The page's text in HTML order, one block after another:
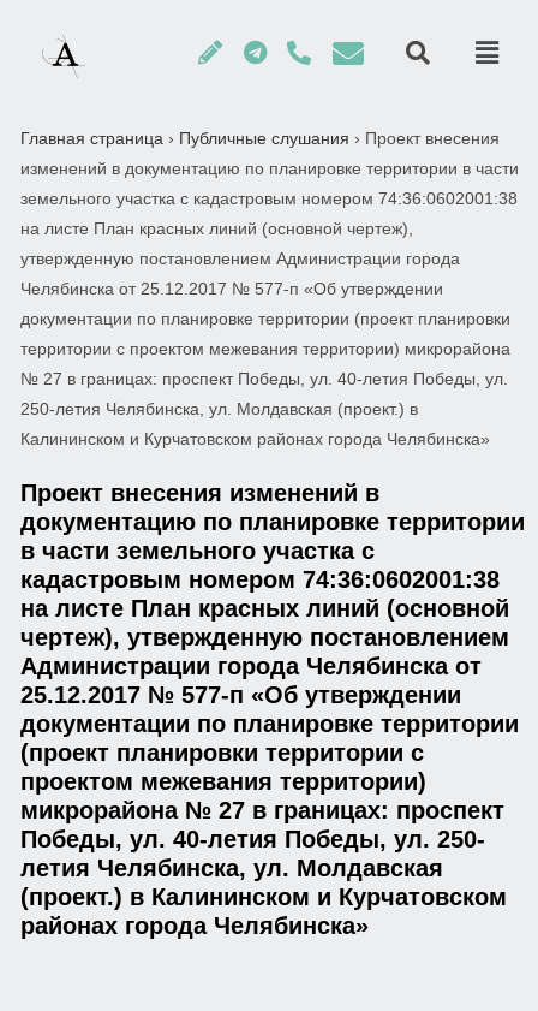
Главная страница › Публичные слушания › Проект внесения
изменений в документацию по планировке территории в части
земельного участка с кадастровым номером 74:36:0602001:38
на листе План красных линий (основной чертеж),
утвержденную постановлением Администрации города
Челябинска от 25.12.2017 № 577-п «Об утверждении
документации по планировке территории (проект планировки
территории с проектом межевания территории) микрорайона
№ 27 в границах: проспект Победы, ул. 40-летия Победы, ул.
250-летия Челябинска, ул. Молдавская (проект.) в
Калининском и Курчатовском районах города Челябинска»
Проект внесения изменений в
документацию по планировке территории
в части земельного участка с
кадастровым номером 74:36:0602001:38
на листе План красных линий (основной
чертеж), утвержденную постановлением
Администрации города Челябинска от
25.12.2017 № 577-п «Об утверждении
документации по планировке территории
(проект планировки территории с
проектом межевания территории)
микрорайона № 27 в границах: проспект
Победы, ул. 40-летия Победы, ул. 250-
летия Челябинска, ул. Молдавская
(проект.) в Калининском и Курчатовском
районах города Челябинска»